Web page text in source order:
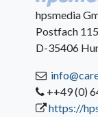
hpsmedia
Postfach
D-35406
++49 (0)
https://